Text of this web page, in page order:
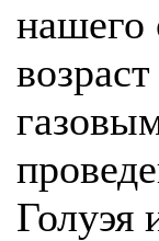
нашего
Голуэя